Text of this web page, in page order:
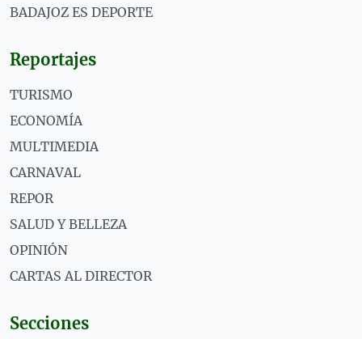
BADAJOZ ES DEPORTE
Reportajes
TURISMO
ECONOMÍA
MULTIMEDIA
CARNAVAL
REPOR
SALUD Y BELLEZA
OPINIÓN
CARTAS AL DIRECTOR
Secciones